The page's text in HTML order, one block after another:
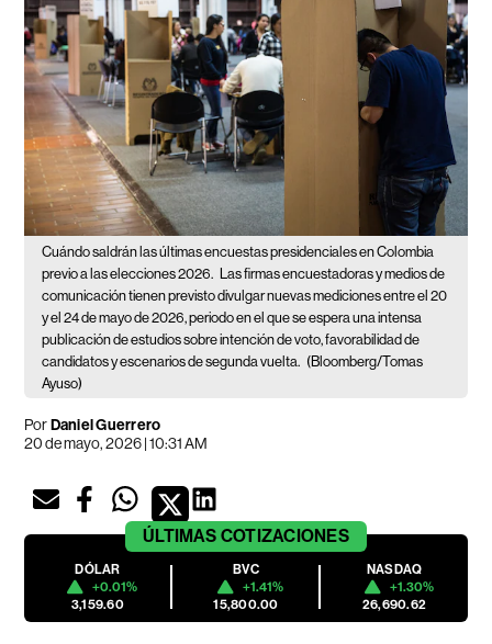
Cuándo saldrán las últimas encuestas presidenciales en Colombia
previo a las elecciones 2026.
Las firmas encuestadoras y medios de
comunicación tienen previsto divulgar nuevas mediciones entre el 20
y el 24 de mayo de 2026, periodo en el que se espera una intensa
publicación de estudios sobre intención de voto, favorabilidad de
candidatos y escenarios de segunda vuelta. (Bloomberg/Tomas
Ayuso)
PorDaniel Guerrero
20 de mayo, 2026 | 10:31 AM
ÚLTIMAS COTIZACIONES
DÓLAR
+0.01%
3,159.60
BVC
+1.41%
15,800.00
NASDAQ
+1.30%
26,690.62